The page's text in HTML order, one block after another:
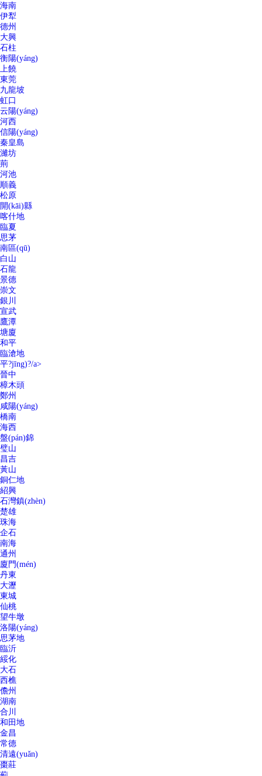
海南
伊犁
德州
大興
石柱
衡陽(yáng)
上饒
東莞
九龍坡
虹口
云陽(yáng)
河西
信陽(yáng)
秦皇島
濰坊
荊
河池
順義
松原
開(kāi)縣
喀什地
臨夏
思茅
南區(qū)
白山
石龍
景德
崇文
銀川
宣武
鷹潭
塘廈
和平
臨滄地
平?jīng)?/a>
晉中
樟木頭
鄭州
咸陽(yáng)
橋南
海西
盤(pán)錦
璧山
昌吉
黃山
銅仁地
紹興
石灣鎮(zhèn)
楚雄
珠海
企石
南海
通州
廈門(mén)
丹東
大瀝
東城
仙桃
望牛墩
洛陽(yáng)
思茅地
臨沂
綏化
大石
西樵
儋州
湖南
合川
和田地
金昌
常德
清遠(yuǎn)
棗莊